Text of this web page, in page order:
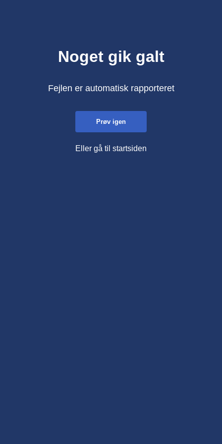
Noget gik galt
Fejlen er automatisk rapporteret
Prøv igen
Eller gå til startsiden